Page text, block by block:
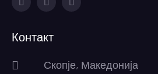
Контакт
Скопје, Македонија